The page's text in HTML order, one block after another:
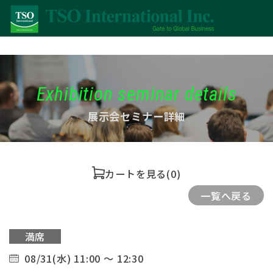
Exhibition seminar details
展示会セミナー詳細
カートを見る(0)
一覧へ戻る
満席
08/31(水) 11:00 ～ 12:30